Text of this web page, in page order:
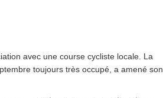
avec une course cycliste locale. La
toujours très occupé, a amené son